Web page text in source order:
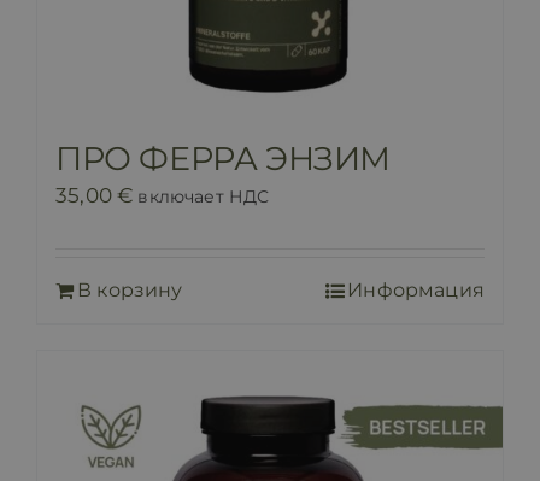
ПРО ФЕРРА ЭНЗИМ
35,00€ включает НДС
В корзину Информация